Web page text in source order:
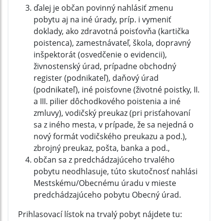
ďalej je občan povinný nahlásiť zmenu
pobytu aj na iné úrady, príp. i vymeniť
doklady, ako zdravotná poisťovňa (kartička
poistenca), zamestnávateľ, škola, dopravný
inšpektorát (osvedčenie o evidencii),
živnostenský úrad, prípadne obchodný
register (podnikateľ), daňový úrad
(podnikateľ), iné poisťovne (životné poistky, II.
a III. pilier dôchodkového poistenia a iné
zmluvy), vodičský preukaz (pri prisťahovaní
sa z iného mesta, v prípade, že sa nejedná o
nový formát vodičského preukazu a pod.),
zbrojný preukaz, pošta, banka a pod.,
občan sa z predchádzajúceho trvalého
pobytu neodhlasuje, túto skutočnosť nahlási
Mestskému/Obecnému úradu v mieste
predchádzajúceho pobytu Obecný úrad.
Prihlasovací lístok na trvalý pobyt nájdete tu: